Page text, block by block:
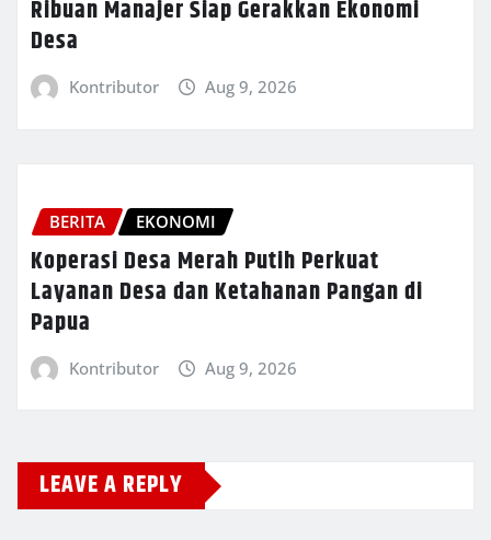
Ribuan Manajer Siap Gerakkan Ekonomi
Desa
Kontributor Aug 9, 2026
BERITA EKONOMI
Koperasi Desa Merah Putih Perkuat
Layanan Desa dan Ketahanan Pangan di
Papua
Kontributor Aug 9, 2026
LEAVE A REPLY